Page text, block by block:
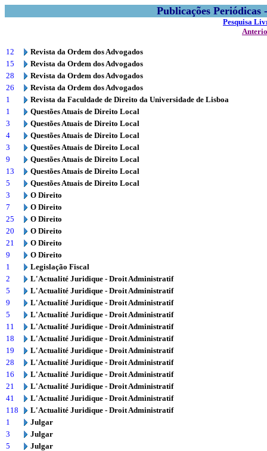
Publicações
Pesquisa
12
Revista da Ordem dos Advogados
15
Revista da Ordem dos Advogados
28
Revista da Ordem dos Advogados
26
Revista da Ordem dos Advogados
1
Revista da Faculdade de Direito da Universidade de Lisboa
1
Questões Atuais de Direito Local
3
Questões Atuais de Direito Local
4
Questões Atuais de Direito Local
3
Questões Atuais de Direito Local
9
Questões Atuais de Direito Local
13
Questões Atuais de Direito Local
5
Questões Atuais de Direito Local
3
O Direito
7
O Direito
25
O Direito
20
O Direito
21
O Direito
9
O Direito
1
Legislação Fiscal
2
L'Actualité Juridique - Droit Administratif
5
L'Actualité Juridique - Droit Administratif
9
L'Actualité Juridique - Droit Administratif
5
L'Actualité Juridique - Droit Administratif
11
L'Actualité Juridique - Droit Administratif
18
L'Actualité Juridique - Droit Administratif
19
L'Actualité Juridique - Droit Administratif
28
L'Actualité Juridique - Droit Administratif
16
L'Actualité Juridique - Droit Administratif
21
L'Actualité Juridique - Droit Administratif
41
L'Actualité Juridique - Droit Administratif
118
L'Actualité Juridique - Droit Administratif
1
Julgar
3
Julgar
5
Julgar